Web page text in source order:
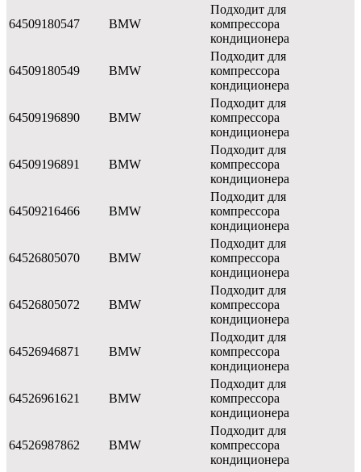
64509180547 BMW
Подходит для
компрессора
кондиционера
64509180549 BMW
Подходит для
компрессора
кондиционера
64509196890 BMW
Подходит для
компрессора
кондиционера
64509196891 BMW
Подходит для
компрессора
кондиционера
64509216466 BMW
Подходит для
компрессора
кондиционера
64526805070 BMW
Подходит для
компрессора
кондиционера
64526805072 BMW
Подходит для
компрессора
кондиционера
64526946871 BMW
Подходит для
компрессора
кондиционера
64526961621 BMW
Подходит для
компрессора
кондиционера
64526987862 BMW
Подходит для
компрессора
кондиционера